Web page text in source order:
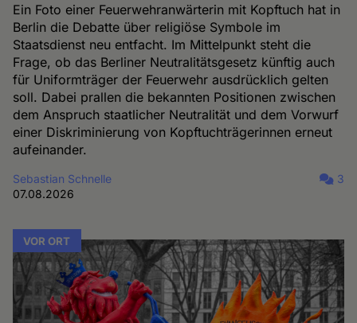
Ein Foto einer Feuerwehranwärterin mit Kopftuch hat in
Berlin die Debatte über religiöse Symbole im
Staatsdienst neu entfacht. Im Mittelpunkt steht die
Frage, ob das Berliner Neutralitätsgesetz künftig auch
für Uniformträger der Feuerwehr ausdrücklich gelten
soll. Dabei prallen die bekannten Positionen zwischen
dem Anspruch staatlicher Neutralität und dem Vorwurf
einer Diskriminierung von Kopftuchträgerinnen erneut
aufeinander.
Sebastian Schnelle
07.08.2026
3
VOR ORT